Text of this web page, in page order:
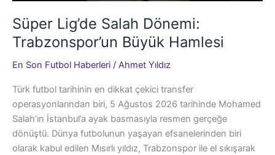
Süper Lig’de Salah Dönemi:
Trabzonspor’un Büyük Hamlesi
En Son Futbol Haberleri / Ahmet Yıldız
Türk futbol tarihinin en dikkat çekici transfer
operasyonlarından biri, 5 Ağustos 2026 tarihinde Mohamed
Salah’ın İstanbul’a ayak basmasıyla resmen gerçeğe
dönüştü. Dünya futbolunun yaşayan efsanelerinden biri
olarak kabul edilen Mısırlı yıldız, Trabzonspor ile el sıkışarak